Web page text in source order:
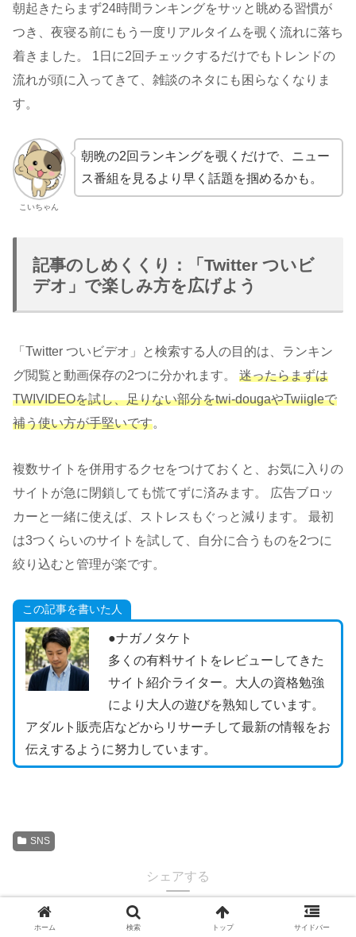
朝起きたらまず24時間ランキングをサッと眺める習慣が
つき、夜寝る前にもう一度リアルタイムを覗く流れに落ち
着きました。 1日に2回チェックするだけでもトレンドの
流れが頭に入ってきて、雑談のネタにも困らなくなりま
す。
こいちゃん
朝晩の2回ランキングを覗くだけで、ニュー
ス番組を見るより早く話題を掴めるかも。
記事のしめくくり：「Twitter ついビ
デオ」で楽しみ方を広げよう
「Twitter ついビデオ」と検索する人の目的は、ランキン
グ閲覧と動画保存の2つに分かれます。 迷ったらまずは
TWIVIDEOを試し、足りない部分をtwi-dougaやTwiigleで
補う使い方が手堅いです。
複数サイトを併用するクセをつけておくと、お気に入りの
サイトが急に閉鎖しても慌てずに済みます。 広告ブロッ
カーと一緒に使えば、ストレスもぐっと減ります。 最初
は3つくらいのサイトを試して、自分に合うものを2つに
絞り込むと管理が楽です。
この記事を書いた人
●ナガノタケト
多くの有料サイトをレビューしてきた
サイト紹介ライター。大人の資格勉強
により大人の遊びを熟知しています。
アダルト販売店などからリサーチして最新の情報をお
伝えするように努力しています。
SNS
シェアする
ホーム 検索 トップ サイドバー